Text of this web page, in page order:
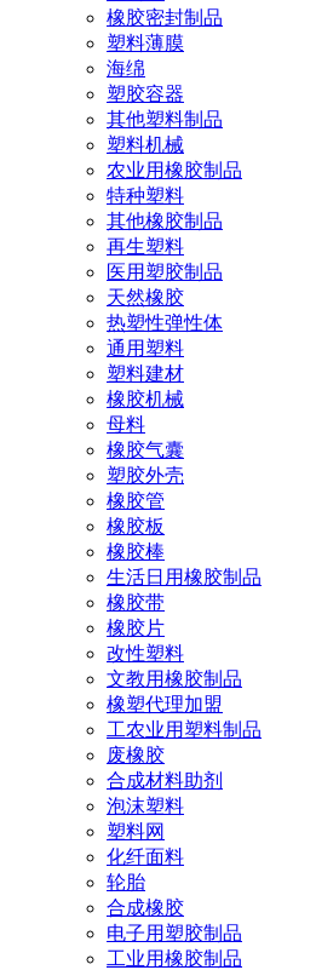
橡胶密封制品
塑料薄膜
海绵
塑胶容器
其他塑料制品
塑料机械
农业用橡胶制品
特种塑料
其他橡胶制品
再生塑料
医用塑胶制品
天然橡胶
热塑性弹性体
通用塑料
塑料建材
橡胶机械
母料
橡胶气囊
塑胶外壳
橡胶管
橡胶板
橡胶棒
生活日用橡胶制品
橡胶带
橡胶片
改性塑料
文教用橡胶制品
橡塑代理加盟
工农业用塑料制品
废橡胶
合成材料助剂
泡沫塑料
塑料网
化纤面料
轮胎
合成橡胶
电子用塑胶制品
工业用橡胶制品